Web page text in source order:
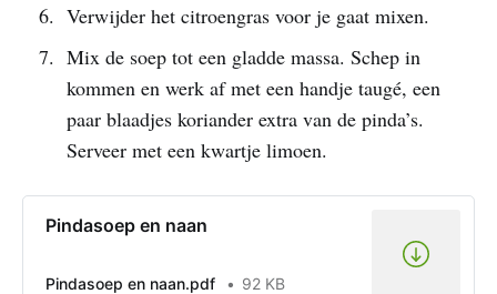
Verwijder het citroengras voor je gaat mixen.
Mix de soep tot een gladde massa. Schep in
kommen en werk af met een handje taugé, een
paar blaadjes koriander extra van de pinda’s.
Serveer met een kwartje limoen.
Pindasoep en naan
Pindasoep en naan.pdf 92 KB